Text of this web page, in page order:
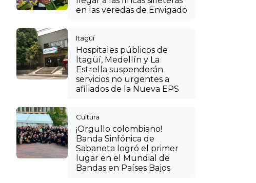
en las veredas de Envigado
Itagüí
Hospitales públicos de
Itagüí, Medellín y La
Estrella suspenderán
servicios no urgentes a
afiliados de la Nueva EPS
Cultura
¡Orgullo colombiano!
Banda Sinfónica de
Sabaneta logró el primer
lugar en el Mundial de
Bandas en Países Bajos